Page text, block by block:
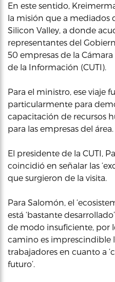
En este sentido,
la misión que a mediados
Silicon Valley, a donde
representantes del
50 empresas de la
de la Información (CUTI).
Para el ministro, ese viaje
particularmente para
capacitación de recursos
para las empresas del área.
El presidente de la CUTI,
coincidió en señalar las
que surgieron de la visita.
Para Salomón, el
está ‘bastante
de modo insuficiente, por
camino es imprescindible
trabajadores en cuanto a
futuro’.